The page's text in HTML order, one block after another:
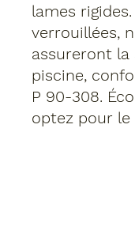
lames
verrouillées,
assureront
piscine,
P 90-308.
optez pour